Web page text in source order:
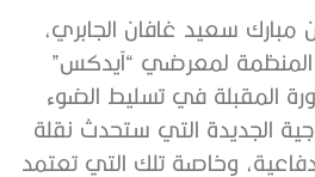
مبارك سعيد غافان الجابري،
المنظمة لمعرضي “آيدكس”
المقبلة في تسليط الضوء
الجديدة التي ستحدث نقلة
وخاصة تلك التي تعتمد